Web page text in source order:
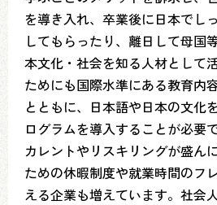
を導き入れ、卒業後に日本でし
してもらったり、離日して母国
本文化・社会を知る人材として
ためにも国際水準にある教育内
とともに、日本語や日本の文化
ログラムを導入することが必要
カレントやリスキリングが盛ん
ための休暇制度や就業時間のフ
える企業も増えています。社会